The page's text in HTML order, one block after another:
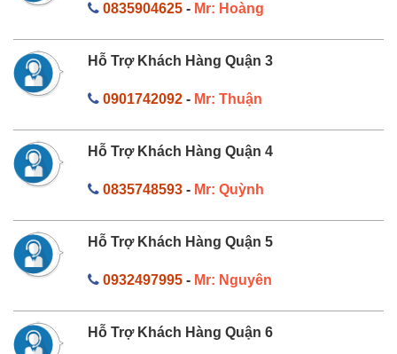
0835904625- Mr: Hoàng
Hỗ Trợ Khách Hàng Quận 3
0901742092- Mr: Thuận
Hỗ Trợ Khách Hàng Quận 4
0835748593- Mr: Quỳnh
Hỗ Trợ Khách Hàng Quận 5
0932497995- Mr: Nguyên
Hỗ Trợ Khách Hàng Quận 6